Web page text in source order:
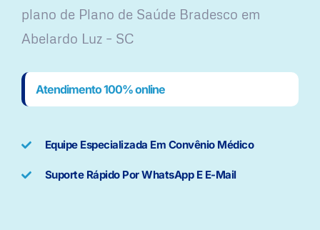
plano ​de Plano de Saúde Bradesco em
Abelardo Luz – SC
Atendimento 100% online
Equipe Especializada Em Convênio Médico
Suporte Rápido Por WhatsApp E E-Mail